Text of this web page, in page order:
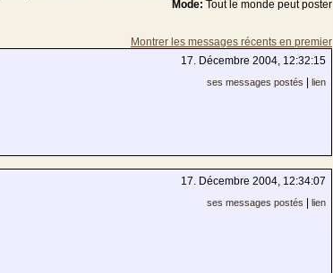
Mode: Tout le monde peut poster
Montrer les messages récents en premier
17. Décembre 2004, 12:32:15
ses messages postés lien
17. Décembre 2004, 12:34:07
ses messages postés lien